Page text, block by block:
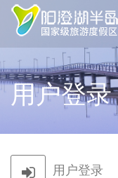
用户登录
用户登录